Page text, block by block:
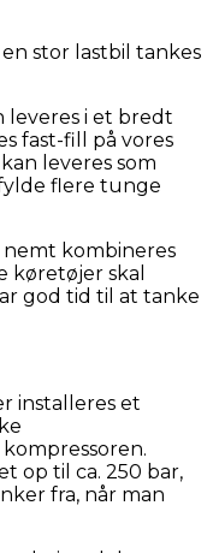
stor lastbil tankes
leveres i et bredt
fast-fill på vores
leveres som
flere tunge
kombineres
køretøjer skal
god tid til at tanke
installeres et
op til ca. 250 bar,
fra, når man